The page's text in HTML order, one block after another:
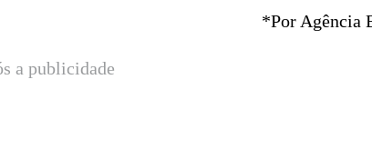
*Por Agência
a publicidade